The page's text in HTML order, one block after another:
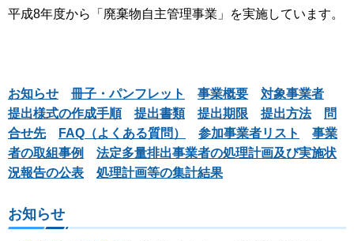
平成8年度から「廃棄物自主管理事業」を実施しています。
お知らせ 冊子・パンフレット 事業概要
対象事業者
提出様式の作成手順
提出書類 提出期限 提出方法
問
合せ先
FAQ（よくある質問） 参加事業者リスト
事業
者の取組事例
法定多量排出事業者の処理計画及び実施状
況報告の公表
処理計画等の集計結果
お知らせ